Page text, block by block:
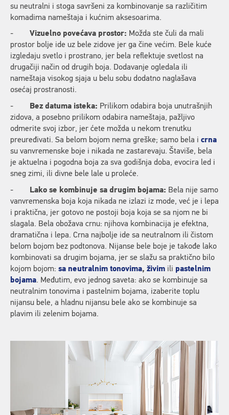
su neutralni i stoga savršeni za kombinovanje sa različitim
komadima nameštaja i kućnim aksesoarima.
- Vizuelno povećava prostor: Možda ste čuli da mali
prostor bolje ide uz bele zidove jer ga čine većim. Bele kuće
izgledaju svetlo i prostrano, jer bela reflektuje svetlost na
drugačiji način od drugih boja. Dodavanje ogledala ili
nameštaja visokog sjaja u belu sobu dodatno naglašava
osećaj prostranosti.
-
Bez datuma isteka: Prilikom odabira boja unutrašnjih
zidova, a posebno prilikom odabira nameštaja, pažljivo
odmerite svoj izbor, jer ćete možda u nekom trenutku
preuređivati. Sa belom bojom nema greške; samo bela i crna
su vanvremenske boje i nikada ne zastarevaju. Štaviše, bela
je aktuelna i pogodna boja za sva godišnja doba, evocira led i
sneg zimi, ili divne bele lale u proleće.
-
Lako se kombinuje sa drugim bojama: Bela nije samo
vanvremenska boja koja nikada ne izlazi iz mode, već je i lepa
i praktična, jer gotovo ne postoji boja koja se sa njom ne bi
slagala. Bela obožava crnu: njihova kombinacija je efektna,
dramatična i lepa. Crna najbolje ide sa neutralnom ili čistom
belom bojom bez podtonova. Nijanse bele boje je takođe lako
kombinovati sa drugim bojama, jer se slažu sa praktično bilo
kojom bojom: sa neutralnim tonovima, živim ili pastelnim
bojama. Međutim, evo jednog saveta: ako se kombinuje sa
neutralnim tonovima i pastelnim bojama, izaberite toplu
nijansu bele, a hladnu nijansu bele ako se kombinuje sa
plavim ili zelenim bojama.